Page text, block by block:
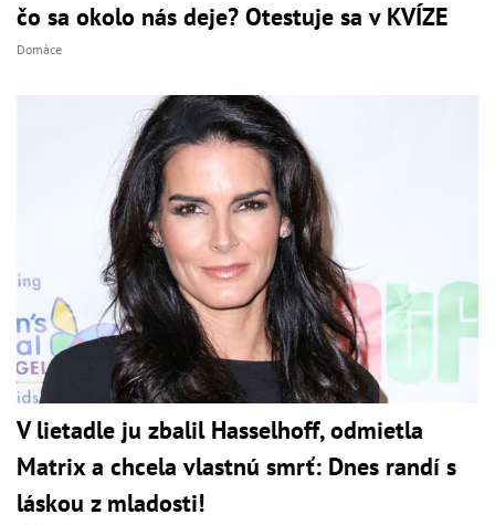
čo sa okolo nás deje? Otestuje sa v KVÍZE
Domáce
V lietadle ju zbalil Hasselhoff, odmietla
Matrix a chcela vlastnú smrť: Dnes randí s
láskou z mladosti!